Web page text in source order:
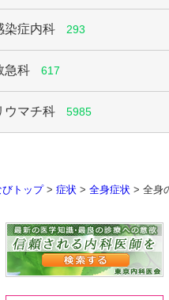
染症内科 293
急科 617
ウマチ科 5985
びトップ> 症状 > 全身症状 > 全身